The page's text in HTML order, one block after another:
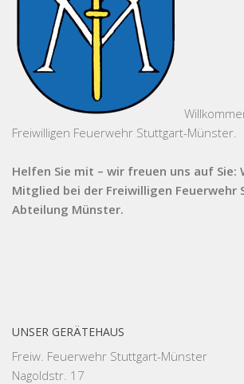
Freiwilligen Feuerwehr Stuttgart-Münster.
Helfen Sie mit – wir freuen uns auf Sie:
Mitglied bei der Freiwilligen
Abteilung Münster.
UNSER GERÄTEHAUS
Freiw. Feuerwehr Stuttgart-Münster
Nagoldstr. 17